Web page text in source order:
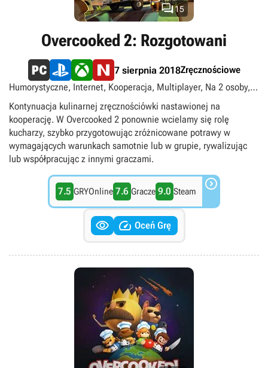
15
Overcooked 2: Rozgotowani
7 sierpnia 2018Zręcznościowe
Humorystyczne, Internet, Kooperacja, Multiplayer, Na 2 osoby, O
gotowaniu, PC Game Pass, Podzielony/wspólny ekran,
Singleplayer, Widok izometryczny, Xbox Game Pass Essential,
Xbox Game Pass Premium, Xbox Game Pass Ultimate,
singleplayer, multiplayer
Kontynuacja kulinarnej zręcznościówki nastawionej na
kooperację. W Overcooked 2 ponownie wcielamy się rolę
kucharzy, szybko przygotowując zróżnicowane potrawy w
wymagających warunkach samotnie lub w grupie, rywalizując
lub współpracując z innymi graczami.
7.5 GRYOnline 7.6 Gracze 9.0 Steam 
  Oceń Grę